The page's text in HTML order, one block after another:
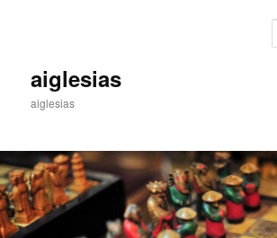
aiglesias
aiglesias